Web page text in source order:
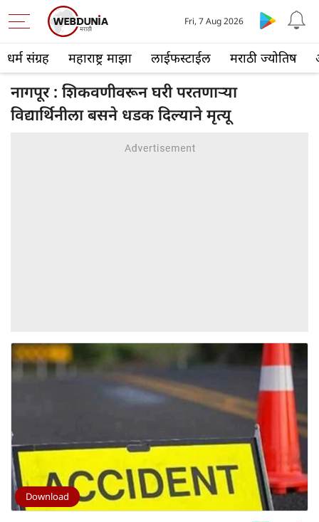
धर्म संग्रह महाराष्ट्र माझा लाईफस्टाईल मराठी ज्योतिष
Fri, 7 Aug 2026
नागपूर : शिकवणीवरून घरी परतणाऱ्या
विद्यार्थिनीला बसने धडक दिल्याने मृत्यू
Download